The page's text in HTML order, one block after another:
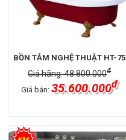
BỒN TẮM NGHỆ THUẬT HT-75
Giá hãng: 48.800.000đ
Giá bán:35.600.000đ